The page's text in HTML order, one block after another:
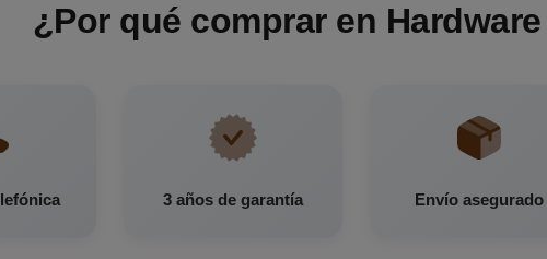
¿Por qué comprar en
3 años de garantía Envío asegurado